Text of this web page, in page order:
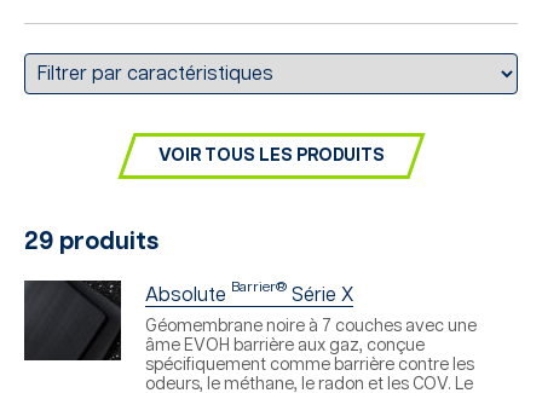
VOIR TOUS LES PRODUITS
29 produits
Absolute Barrier® Série X
Géomembrane noire à 7 couches avec une
âme EVOH barrière aux gaz, conçue
spécifiquement comme barrière contre les
odeurs, le méthane, le radon et les COV. Le